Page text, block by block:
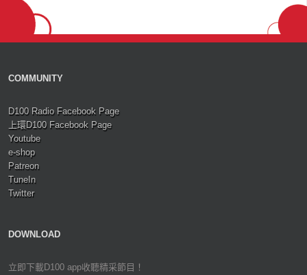
COMMUNITY
D100 Radio Facebook Page
上環D100 Facebook Page
Youtube
e-shop
Patreon
TuneIn
Twitter
DOWNLOAD
立即下載D100 app收聽精采節目！